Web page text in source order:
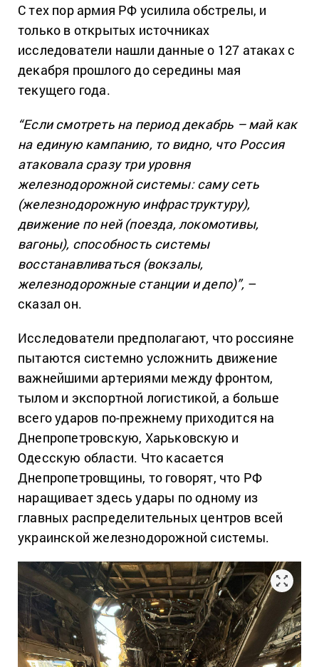
С тех пор армия РФ усилила обстрелы, и
только в открытых источниках
исследователи нашли данные о 127 атаках с
декабря прошлого до середины мая
текущего года.
“Если смотреть на период декабрь – май как
на единую кампанию, то видно, что Россия
атаковала сразу три уровня
железнодорожной системы: саму сеть
(железнодорожную инфраструктуру),
движение по ней (поезда, локомотивы,
вагоны), способность системы
восстанавливаться (вокзалы,
железнодорожные станции и депо)”, –
сказал он.
Исследователи предполагают, что россияне
пытаются системно усложнить движение
важнейшими артериями между фронтом,
тылом и экспортной логистикой, а больше
всего ударов по-прежнему приходится на
Днепропетровскую, Харьковскую и
Одесскую области. Что касается
Днепропетровщины, то говорят, что РФ
наращивает здесь удары по одному из
главных распределительных центров всей
украинской железнодорожной системы.